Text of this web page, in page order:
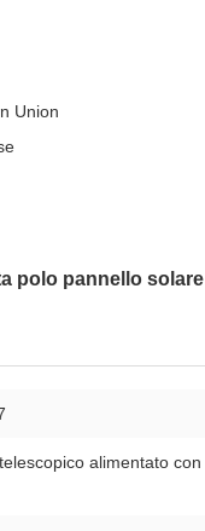
Union
polo pannello solare
alimentato con